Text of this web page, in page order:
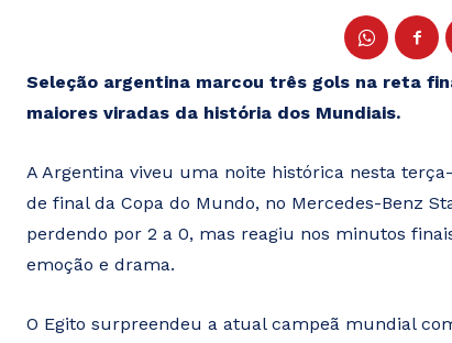
Seleção argentina marcou três gols na reta
maiores viradas da história dos Mundiais.
A Argentina viveu uma noite histórica nesta
de final da Copa do Mundo, no Mercedes-Benz
perdendo por 2 a 0, mas reagiu nos minutos
emoção e drama.
O Egito surpreendeu a atual campeã mundial